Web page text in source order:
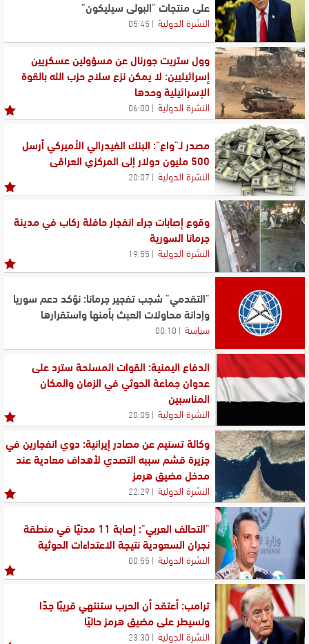
على منتجات "البولي سيليكون"
النشرة الدولية 05:45
وول ستريت جورنال عن مسؤولين عسكريين
إسرائيليين: لا يمكن نزع سلاح حزب الله بالقوة
الإسرائيلية وحدها
النشرة الدولية 06:00
مصدر لـ"واع": البنك الفيدرالي الأميركي أرسل
500 مليون دولار إلى المركزي العراقي
النشرة الدولية 20:07
وقوع إصابات جراء انفجار حافلة ركاب في مدينة
جرمانا السورية
النشرة الدولية 19:55
"التقدمي" شجب تفجير جرمانا: نؤكد دعم سوريا
وإدانة محاولات العبث بأمنها واستقرارها
سياسة 00:10
الدفاع اليمنية: القوات المسلحة سترد على
عدوان جماعة الحوثي في الزمان والمكان
المناسبين
النشرة الدولية 20:05
وكالة تسنيم عن مصادر إيرانية: دوي انفجارين في
جزيرة قشم سببه التصدي لأهداف معادية عند
مدخل مضيق هرمز
النشرة الدولية 22:29
"التحالف العربي": إصابة 11 مدنيًا في منطقة
نجران السعودية نتيجة الاعتداءات الحوثية
النشرة الدولية 00:55
ترامب: أعتقد أن الحرب ستنتهي قريبًا جدًا
ونسيطر على مضيق هرمز حاليًا
النشرة الدولية 23:30